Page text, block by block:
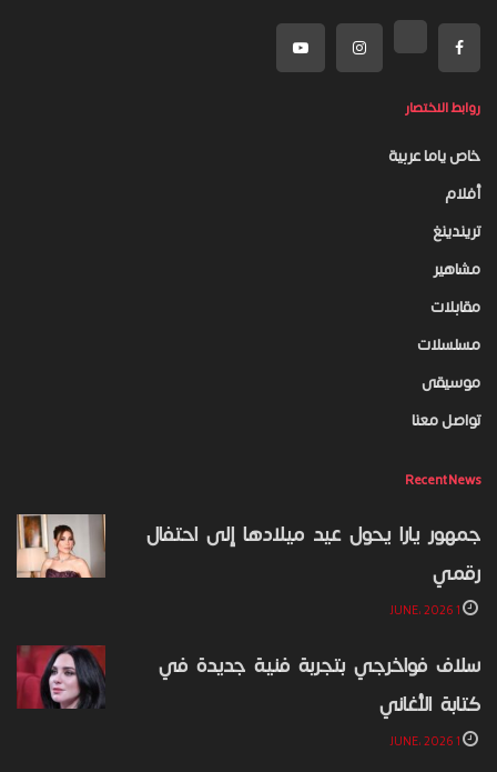
روابط الاختصار
خاص ياما عربية
أفلام
تريندينغ
مشاهير
مقابلات
مسلسلات
موسيقى
تواصل معنا
Recent News
جمهور يارا يحول عيد ميلادها إلى احتفال
رقمي
سلاف فواخرجي بتجربة فنية جديدة في
كتابة الأغاني